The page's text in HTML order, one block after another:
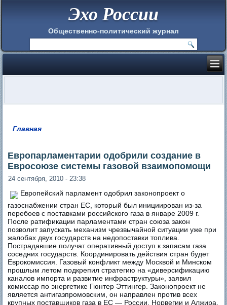
Эхо России
Общественно-политический журнал
Главная
Европарламентарии одобрили создание в
Евросоюзе системы газовой взаимопомощи
24 сентября, 2010 - 23:38
Европейский парламент одобрил законопроект о
газоснабжении стран ЕC, который был инициирован из-за
перебоев с поставками российского газа в январе 2009 г.
После ратификации парламентами стран союза закон
позволит запускать механизм чрезвычайной ситуации уже при
жалобах двух государств на недопоставки топлива.
Пострадавшие получат оперативный доступ к запасам газа
соседних государств. Координировать действия стран будет
Еврокомиссия. Газовый конфликт между Москвой и Минском
прошлым летом подкрепил стратегию на «диверсификацию
каналов импорта и развитие инфраструктуры», заявил
комиссар по энергетике Гюнтер Эттингер. Законопроект не
является антигазпромовским, он направлен против всех
крупных поставщиков газа в ЕС — России, Норвегии и Алжира,